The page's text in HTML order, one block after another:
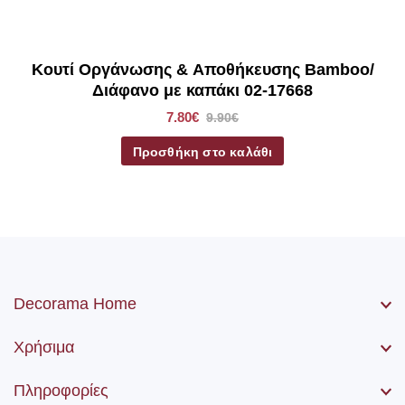
Κουτί Οργάνωσης & Αποθήκευσης Bamboo/
Διάφανο με καπάκι 02-17668
7.80€ 9.90€
Προσθήκη στο καλάθι
Decorama Home
Χρήσιμα
Πληροφορίες